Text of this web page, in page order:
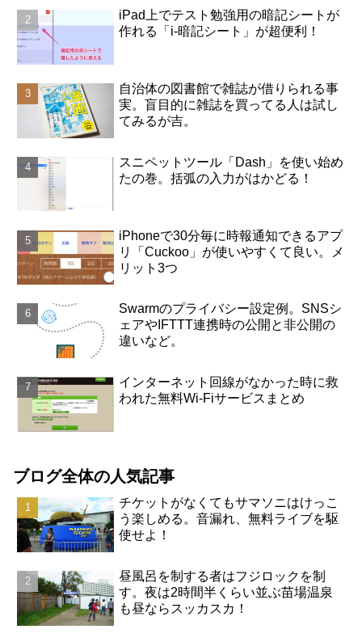
iPad上でテスト勉強用の暗記シートが
作れる「i-暗記シート」が超便利！
自治体の図書館で雑誌が借りられる事
実。盲目的に雑誌を買ってる人は試し
てみるが吉。
スニペットツール「Dash」を使い始め
たの巻。括弧の入力がはかどる！
iPhoneで30分毎に時報通知できるアプ
リ「Cuckoo」が使いやすくて良い。メ
リット3つ
Swarmのプライバシー設定例。SNSシ
ェアやIFTTT連携時の公開と非公開の
違いなど。
インターネット回線がなかった時に救
われた無料Wi-Fiサービスまとめ
ブログ全体の人気記事
チケットがなくてもサマソニはけっこ
う楽しめる。音漏れ、無料ライブを駆
使せよ！
昼風呂を制する者はフジロックを制
す。夜は2時間半くらい並ぶ苗場温泉
も昼ならスッカスカ！